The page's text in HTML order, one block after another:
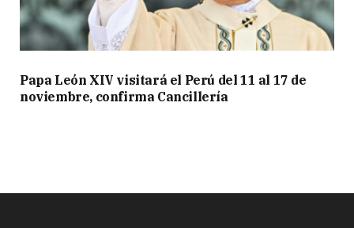
Papa León XIV visitará el Perú del 11 al 17 de
noviembre, confirma Cancillería